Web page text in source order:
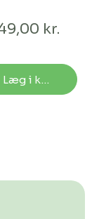
kr.
Læg i kurv